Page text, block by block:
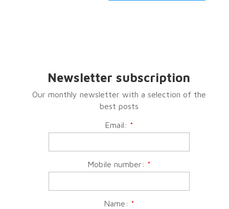
Newsletter subscription
Our monthly newsletter with a selection of the
best posts
Email: *
Mobile number: *
Name: *